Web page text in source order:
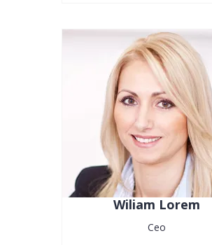
Wiliam Lorem
Ceo